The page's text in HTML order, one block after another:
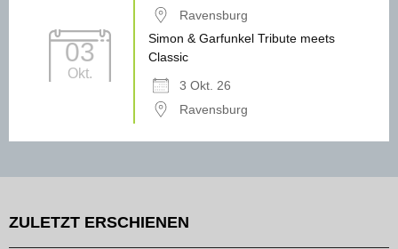
Ravensburg
03
Okt.
Simon & Garfunkel Tribute meets
Classic
3 Okt. 26
Ravensburg
ZULETZT ERSCHIENEN